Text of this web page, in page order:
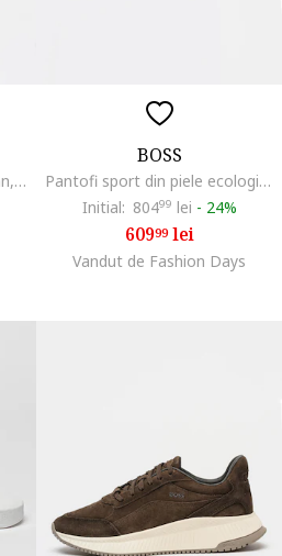
Tenisi low-cut din piele Kieran, Negru
BOSS
Pantofi sport din piele ecologica cu garnituri din material textil Titanium Runn, Negru/Albastru inchis
Initial: 80499 lei - 24%
60999lei
Vandut de Fashion Days